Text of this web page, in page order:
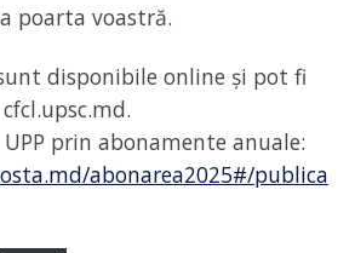
poarta voastră.
disponibile online și pot fi
prin abonamente anuale:
abonarea2025#/publica